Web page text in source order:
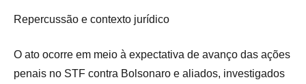
Repercussão e contexto jurídico
O ato ocorre em meio à expectativa de avanço das ações
penais no STF contra Bolsonaro e aliados, investigados